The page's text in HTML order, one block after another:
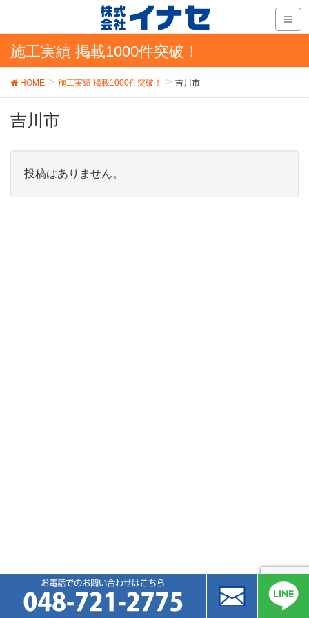
施工実績 掲載1000件突破！
HOME 施工実績 掲載1000件突破！ 吉川市
吉川市
投稿はありません。